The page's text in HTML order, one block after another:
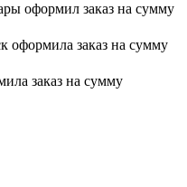
оформил заказ на сумму
оформила заказ на сумму
заказ на сумму